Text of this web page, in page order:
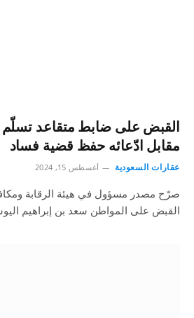
مقابل ادّعائه حفظ قضية فساد
عقارات السعودية أغسطس 15, 2024
صرّح مصدر مسؤول في هيئة الرقابة
القبض على المواطن سعد بن إبراهيم